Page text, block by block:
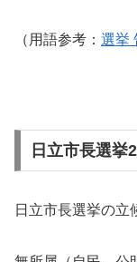
（用語参考： 選挙
日立市長選挙
日立市長選挙の立